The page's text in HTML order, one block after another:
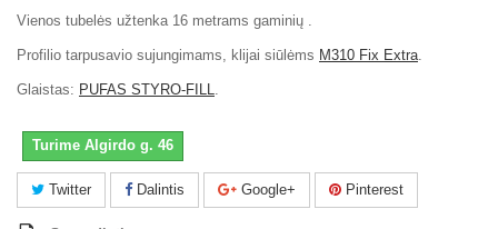
Vienos tubelės užtenka 16 metrams gaminių .
Profilio tarpusavio sujungimams, klijai siūlėms M310 Fix Extra.
Glaistas: PUFAS STYRO-FILL.
Turime Algirdo g. 46
Twitter Dalintis Google+ Pinterest